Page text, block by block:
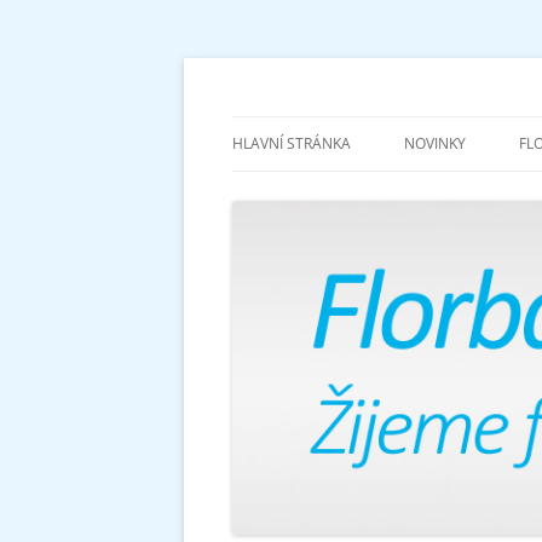
HLAVNÍ STRÁNKA NOVINKY